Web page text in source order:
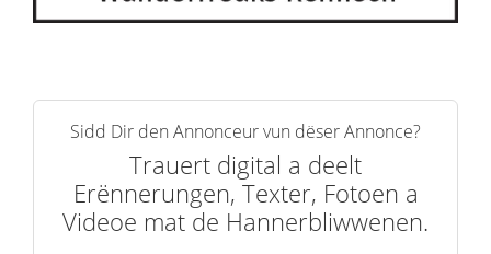
Sidd Dir den Annonceur vun dëser Annonce?
Trauert digital a deelt
Erënnerungen, Texter, Fotoen a
Videoe mat de Hannerbliwwenen.